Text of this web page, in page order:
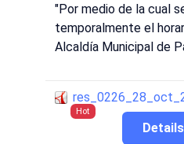
"Por medio de la cual
temporalmente el
Alcaldía Municipal de
Hot
Details